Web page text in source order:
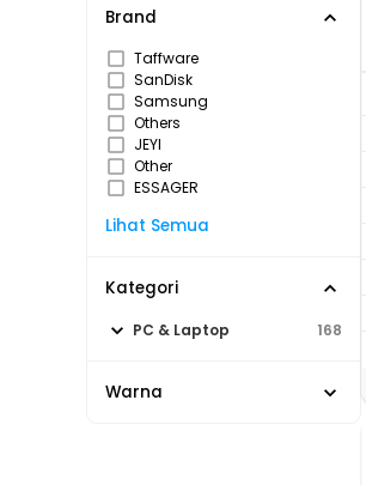
Brand
Taffware
SanDisk
Samsung
Others
JEYI
Other
ESSAGER
Lihat Semua
Kategori
PC & Laptop 168
Warna